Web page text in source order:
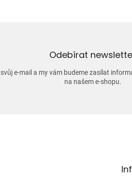
Odebírat
e-mail a my vám budeme zasílat
na našem e-shopu.